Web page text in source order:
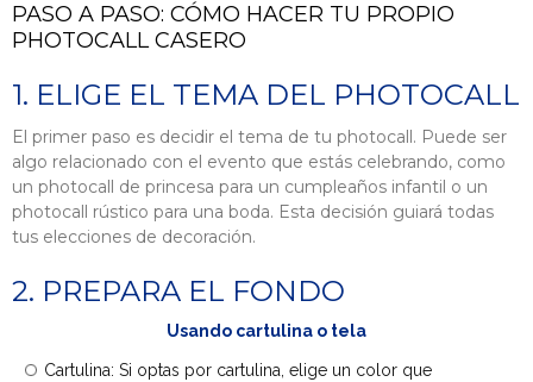
PASO A PASO: CÓMO HACER TU PROPIO
PHOTOCALL CASERO
1. ELIGE EL TEMA DEL PHOTOCALL
El primer paso es decidir el tema de tu photocall. Puede ser
algo relacionado con el evento que estás celebrando, como
un photocall de princesa para un cumpleaños infantil o un
photocall rústico para una boda. Esta decisión guiará todas
tus elecciones de decoración.
2. PREPARA EL FONDO
Usando cartulina o tela
Cartulina: Si optas por cartulina, elige un color que